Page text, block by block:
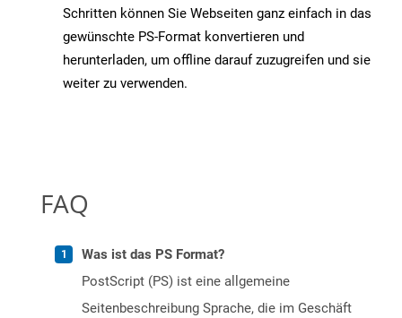
Schritten können Sie Webseiten ganz einfach in das
gewünschte PS-Format konvertieren und
herunterladen, um offline darauf zuzugreifen und sie
weiter zu verwenden.
FAQ
Was ist das PS Format?
PostScript (PS) ist eine allgemeine
Seitenbeschreibung Sprache, die im Geschäft